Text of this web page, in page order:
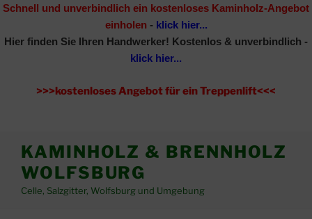
Schnell und unverbindlich ein kostenloses Kaminholz-Angebot
einholen -klick hier...
Hier finden Sie Ihren Handwerker! Kostenlos & unverbindlich -
klick hier...
>>>kostenloses Angebot für ein Treppenlift<<<
Inhalt
springen
KAMINHOLZ & BRENNHOLZ
WOLFSBURG
Celle, Salzgitter, Wolfsburg und Umgebung